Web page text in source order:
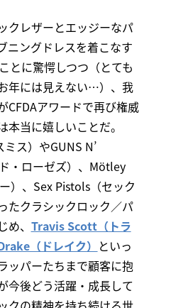
クレザーとエッジーなパ
ニングドレスを着こなす
とに驚愕しつつ（とても
年には見えない…）、我
CFDAアワードで再び権威
当に嬉しいことだ。
ス）やGUNS N’
・ローゼズ）、Mötley
）、Sex Pistols（セック
たクラシックロック／パ
、 Travis Scott（トラ
（ドレイク） といっ
ッパーたちまで顧客に抱
今後どう活躍・成長して